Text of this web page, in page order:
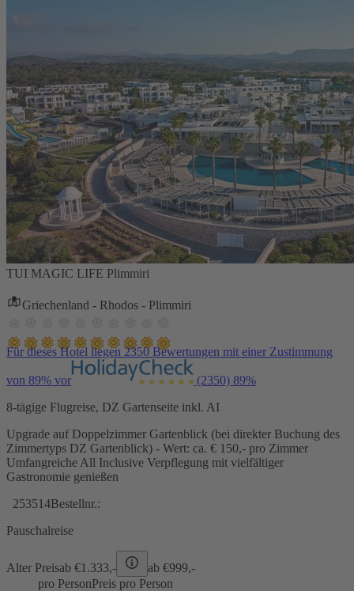
TUI MAGIC LIFE Plimmiri
Griechenland - Rhodos - Plimmiri
Für dieses Hotel liegen 2350 Bewertungen mit einer Zustimmung
von 89% vor (2350) 89%
8-tägige Flugreise, DZ Gartenseite inkl. AI
Upgrade auf Doppelzimmer Gartenblick (bei direkter Buchung des
Zimmertyps DZ Gartenblick) - Wert: ca. € 150,- pro Zimmer
Umfangreiche All Inclusive Verpflegung mit vielfältiger
Gastronomie genießen
253514Bestellnr.:
Pauschalreise
Alter Preisab €1.333,- ab €999,-
pro PersonPreis pro Person